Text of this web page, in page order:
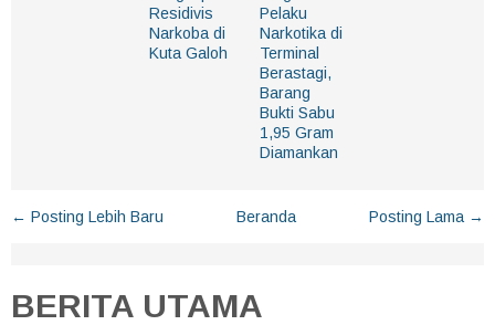
Residivis
Narkoba di
Kuta Galoh
Pelaku
Narkotika di
Terminal
Berastagi,
Barang
Bukti Sabu
1,95 Gram
Diamankan
← Posting Lebih Baru Posting Lama →
Beranda
BERITA UTAMA